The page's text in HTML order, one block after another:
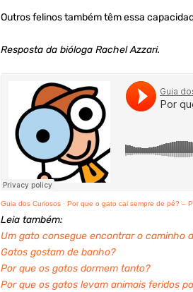
Outros felinos também têm essa
Resposta da bióloga Rachel Azzari.
Guia dos Curiosos ·Por que o gato cai sempre de pé? –
Leia também:
Um gato consegue encontrar o caminho
Gatos gostam de banho?
Por que os gatos dormem tanto?
Por que os gatos levam animais feridos